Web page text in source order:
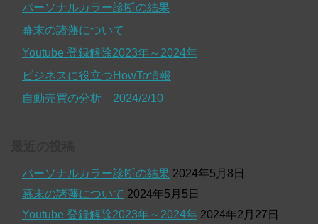
パーソナルカラー診断の結果
幕末の諸藩について
Youtube 登録解除2023年～2024年
ビジネスに役立つHowTo情報
自動売買の分析 2024/2/10
パーソナルカラー診断の結果 2024年5月8日
幕末の諸藩について 2024年5月5日
Youtube 登録解除2023年～2024年 2024年2月27日